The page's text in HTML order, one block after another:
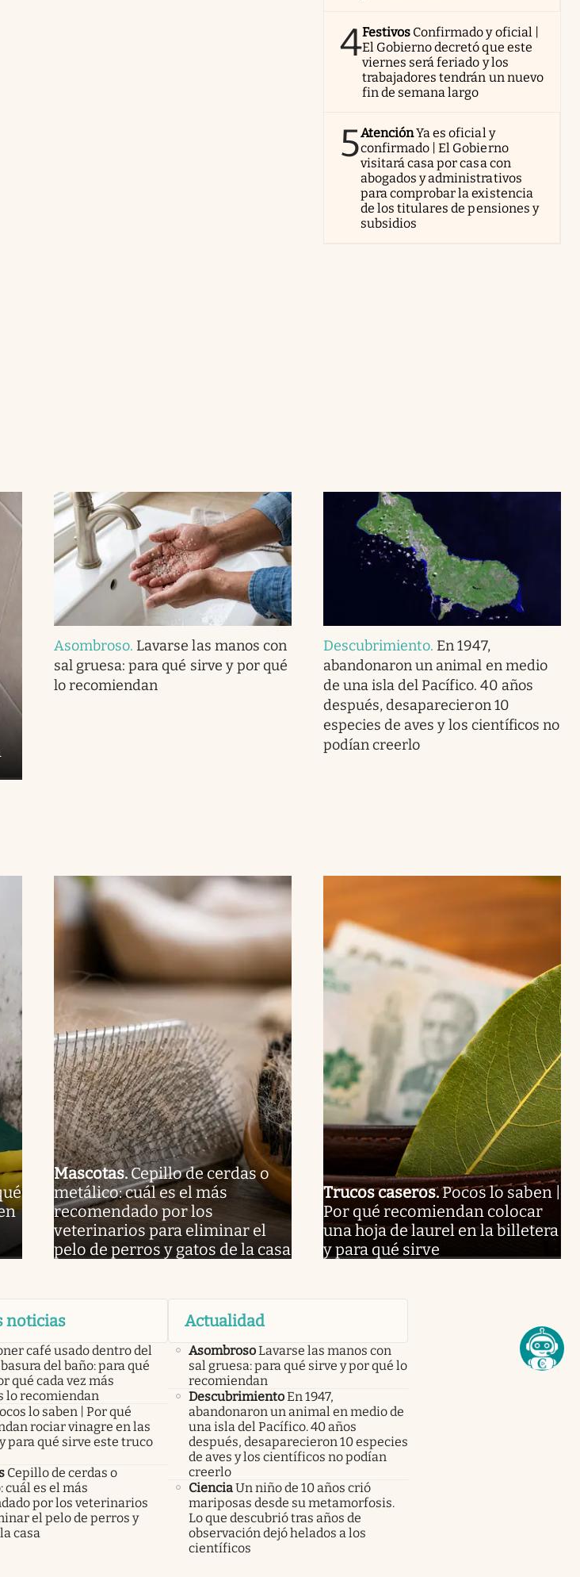
4Festivos Confirmado y oficial |
El Gobierno decretó que este
viernes será feriado y los
trabajadores tendrán un nuevo
fin de semana largo
5AtenciónYa es oficial y
confirmado | El Gobierno
visitará casa por casa con
abogados y administrativos
para comprobar la existencia
de los titulares de pensiones y
subsidios
Asombroso. Lavarse las manos con
sal gruesa: para qué sirve y por qué
lo recomiendan
Descubrimiento. En 1947,
abandonaron un animal en medio
de una isla del Pacífico. 40 años
después, desaparecieron 10
especies de aves y los científicos no
podían creerlo
Mascotas.Cepillo de cerdas o
metálico: cuál es el más
recomendado por los
veterinarios para eliminar el
pelo de perros y gatos de la casa
Trucos caseros.Pocos lo saben |
Por qué recomiendan colocar
una hoja de laurel en la billetera
y para qué sirve
noticias
café usado dentro del
del baño: para qué
qué cada vez más
lo recomiendan
lo saben | Por qué
rociar vinagre en las
para qué sirve este truco
Cepillo de cerdas o
cuál es el más
por los veterinarios
el pelo de perros y
casa
Actualidad
AsombrosoLavarse las manos con
sal gruesa: para qué sirve y por qué lo
recomiendan
DescubrimientoEn 1947,
abandonaron un animal en medio de
una isla del Pacífico. 40 años
después, desaparecieron 10 especies
de aves y los científicos no podían
creerlo
CienciaUn niño de 10 años crió
mariposas desde su metamorfosis.
Lo que descubrió tras años de
observación dejó helados a los
científicos